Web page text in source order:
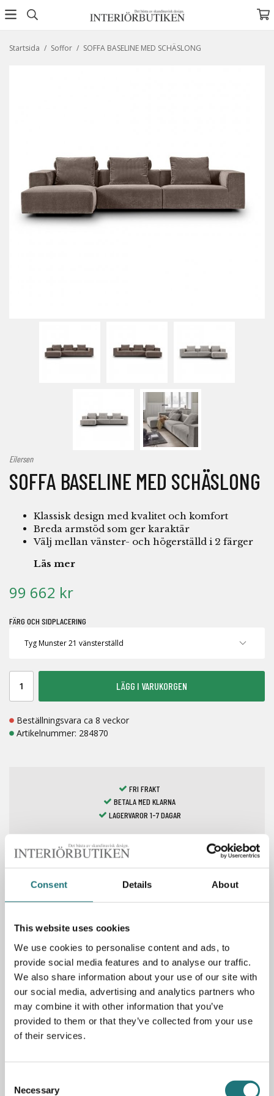
Consent Details About
This website uses cookies
We use cookies to personalise content and ads, to
provide social media features and to analyse our traffic.
We also share information about your use of our site with
our social media, advertising and analytics partners who
may combine it with other information that you’ve
provided to them or that they’ve collected from your use
of their services.
Selection
Necessary
Startsida / Soffor / SOFFA BASELINE MED SCHÄSLONG
Eilersen
SOFFA BASELINE MED SCHÄSLONG
Klassisk design med kvalitet och komfort
Breda armstöd som ger karaktär
Välj mellan vänster- och högerställd i 2 färger
Läs mer
99 662 kr
FÄRG OCH SIDPLACERING
LÄGG I VARUKORGEN
Beställningsvara ca 8 veckor
Artikelnummer: 284870
FRI FRAKT
BETALA MED KLARNA
LAGERVAROR 1-7 DAGAR
PRODUKTBESKRIVNING
Soffa Baseline med inbjudande schäslong (välj själv
mellan höger- eller vänsterställd). Soffans raka linjer och
okomplicerade elegans utstrålar Eilersens klassiska känsla
av kvalitet och komfort. Soffan rygg- och sittplymåer är
stoppade med ett superflexibelt lager av fiber som skapar
optimal bekvämlighet.
Soffans breda armstöd (24 cm) skapar karaktär åt soffan
bricka under.
Visas här i tyg Munster i två olika färger och finns i lager